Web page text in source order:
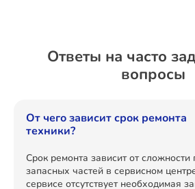
Ответы на часто
вопросы
От чего зависит срок ремонта
техники?
Срок ремонта зависит от
запасных частей в сервисном
сервисе отсутствует необходимая